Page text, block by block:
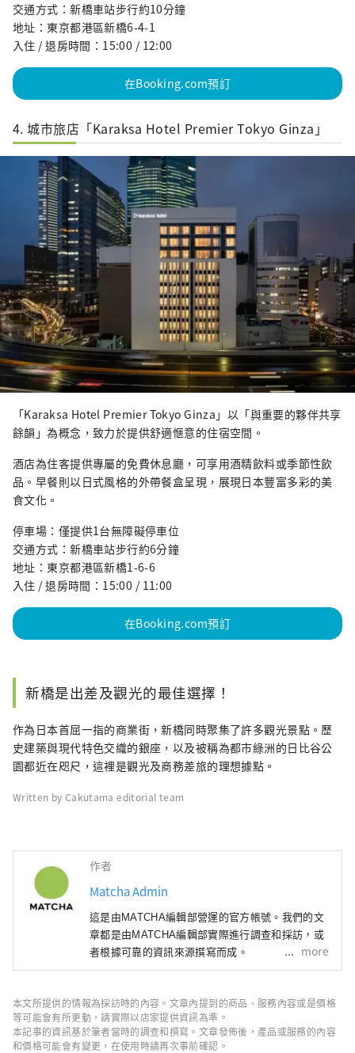
交通方式：新橋車站步行約10分鐘
地址：東京都港區新橋6-4-1
入住 / 退房時間：15:00 / 12:00
在Booking.com預訂
4. 城市旅店「Karaksa Hotel Premier Tokyo Ginza」
「Karaksa Hotel Premier Tokyo Ginza」以「與重要的夥伴共享
餘韻」為概念，致力於提供舒適愜意的住宿空間。
酒店為住客提供專屬的免費休息廳，可享用酒精飲料或季節性飲
品。早餐則以日式風格的外帶餐盒呈現，展現日本豐富多彩的美
食文化。
停車場：僅提供1台無障礙停車位
交通方式：新橋車站步行約6分鐘
地址：東京都港區新橋1-6-6
入住 / 退房時間：15:00 / 11:00
在Booking.com預訂
新橋是出差及觀光的最佳選擇！
作為日本首屈一指的商業街，新橋同時聚集了許多觀光景點。歷
史建築與現代特色交織的銀座，以及被稱為都市綠洲的日比谷公
園都近在咫尺，這裡是觀光及商務差旅的理想據點。
Written by Cakutama editorial team
作者
Matcha Admin
這是由MATCHA編輯部營運的官方帳號。我們的文
章都是由MATCHA編輯部實際進行調查和採訪，或
者根據可靠的資訊來源撰寫而成。
more
本文所提供的情報為採訪時的內容。文章內提到的商品、服務內容或是價格
等可能會有所更動，請實際以店家提供資訊為準。
本記事的資訊基於筆者當時的調查和撰寫。文章發佈後，產品或服務的內容
和價格可能會有變更，在使用時請再次事前確認。